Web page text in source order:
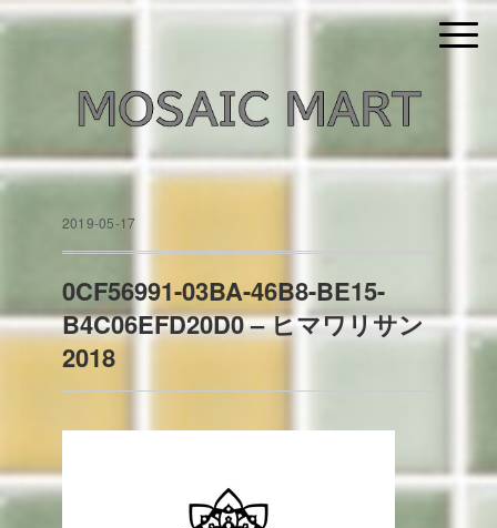
2019-05-17
0CF56991-03BA-46B8-BE15-
B4C06EFD20D0 – ヒマワリサン
2018